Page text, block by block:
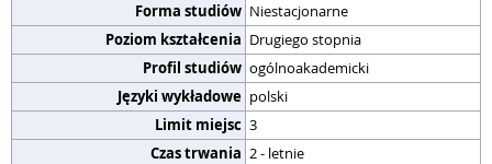
Forma studiów Niestacjonarne
Poziom kształcenia Drugiego stopnia
Profil studiów ogólnoakademicki
Języki wykładowe polski
Limit miejsc 3
Czas trwania 2 - letnie